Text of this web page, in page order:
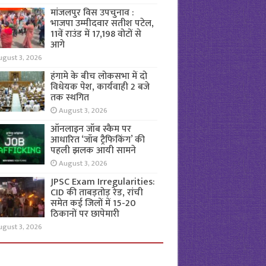
मांजलपुर विस उपचुनाव :
भाजपा उम्मीदवार सतीश पटेल,
11वें राउंड में 17,198 वोटों से
आगे
3, 2026
हंगामे के बीच लोकसभा में दो
विधेयक पेश, कार्यवाही 2 बजे
तक स्थगित
August 3, 2026
ऑनलाइन जॉब स्कैम पर
आधारित ‘जॉब ट्रैफिकिंग’ की
पहली झलक आयी सामने
August 3, 2026
JPSC Exam Irregularities:
CID की ताबड़तोड़ रेड, रांची
समेत कई जिलों में 15-20
ठिकानों पर छापेमारी
3, 2026